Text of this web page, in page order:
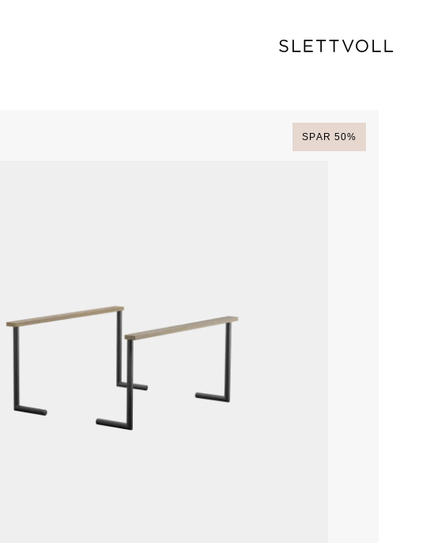
SPAR 50%